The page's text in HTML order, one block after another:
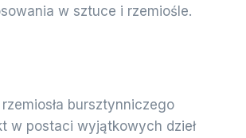
w sztuce i rzemiośle.
bursztynniczego
w postaci wyjątkowych dzieł